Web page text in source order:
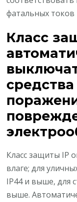
фатальных
Класс
Класс защиты IP
влаге; для
IP44 и выше, для
выше.